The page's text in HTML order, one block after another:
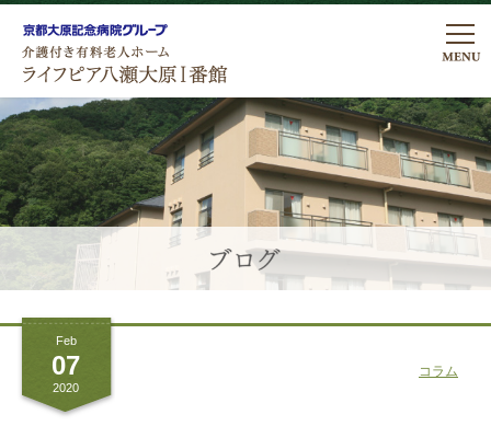
私たちの想い
ライフピアの暮らし
ライフピアの暮らし
こだわりのお食事
行事・レクリエーション
医療・看護体制
医療看護体制
リハビリテーション
プラン費用
諸費用についてのよくあるご質問
ご入居について
アクセス
Feb
07
2020
コラム